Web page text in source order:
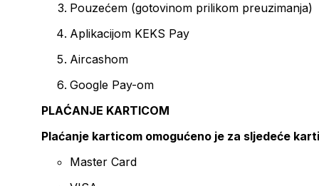
Pouzećem (gotovinom prilikom preuzimanja)
Aplikacijom KEKS Pay
Aircashom
Google Pay-om
PLAĆANJE KARTICOM
Plaćanje karticom omogućeno je za sljedeće
Master Card